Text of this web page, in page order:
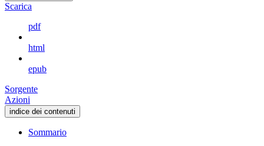
Scarica
pdf
html
epub
Sorgente
Azioni
indice dei contenuti
Sommario